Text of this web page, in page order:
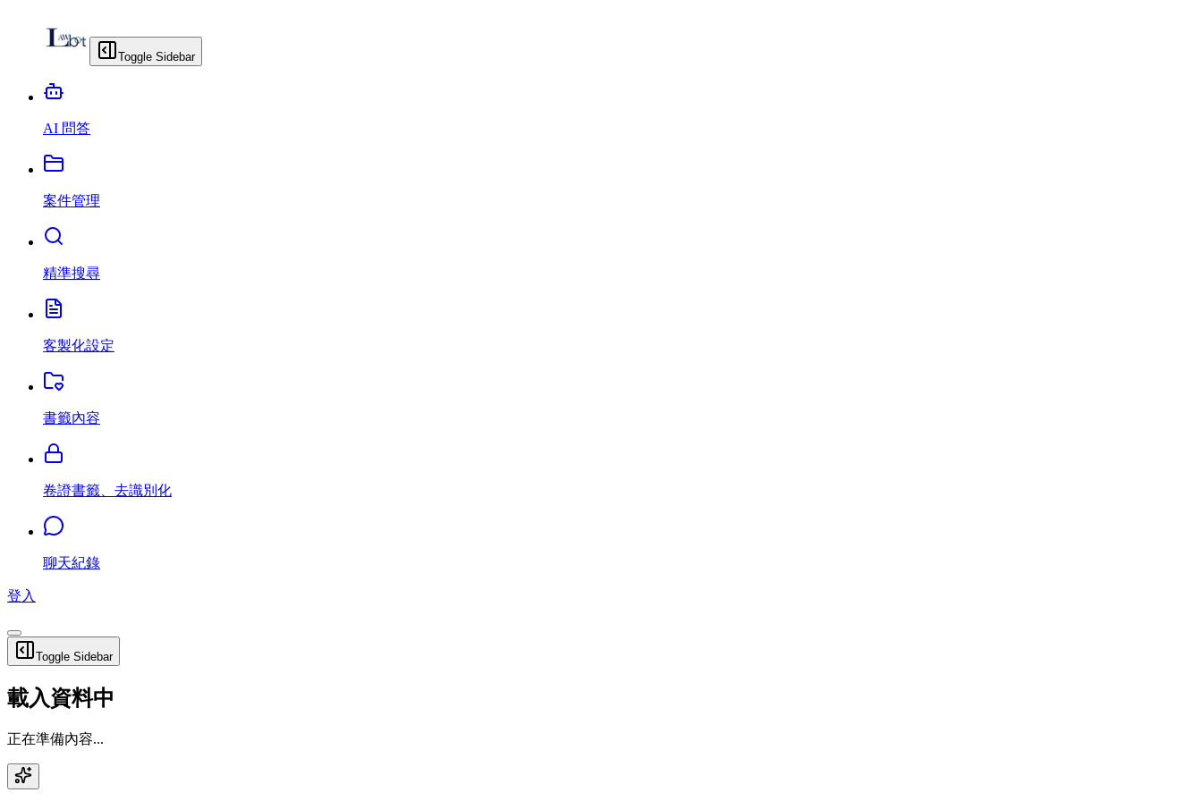
Toggle Sidebar
AI 問答
案件管理
精準搜尋
客製化設定
書籤內容
卷證書籤、去識別化
聊天紀錄
登入
Toggle Sidebar
載入資料中
正在準備內容...